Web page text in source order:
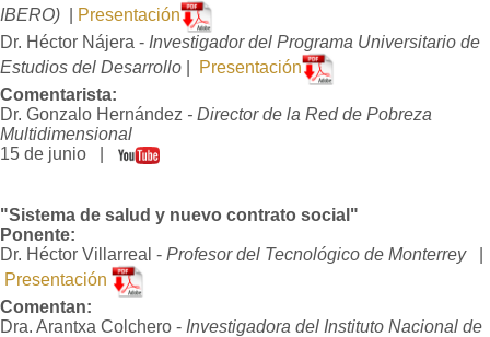
IBERO)
Presentación
Dr. Héctor Nájera - Investigador del Programa Universitario de
Estudios del Desarrollo
Presentación
Comentarista:
Dr. Gonzalo Hernández - Director de la Red de Pobreza
Multidimensional
15 de junio |
"Sistema de salud y nuevo contrato social"
Ponente:
Dr. Héctor Villarreal - Profesor del Tecnológico de Monterrey
Presentación
Comentan:
Dra. Arantxa Colchero - Investigadora del Instituto Nacional de